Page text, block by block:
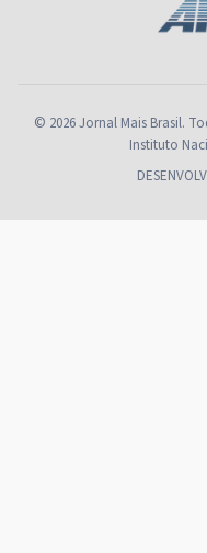
© 2026 Jornal Mais Brasil.
Instituto